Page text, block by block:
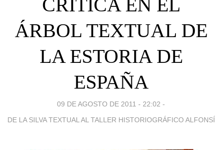
CRÍTICA EN EL
ÁRBOL TEXTUAL DE
LA ESTORIA DE
ESPAÑA
09 DE AGOSTO DE 2011 - 22:02 -
DE LA SILVA TEXTUAL AL TALLER HISTORIOGRÁFICO ALFONSÍ